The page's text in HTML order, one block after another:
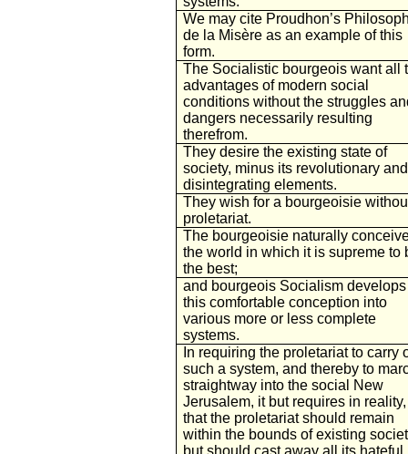
We may cite Proudhon’s
de la Misère as an example of this
form.
The Socialistic bourgeois want all
advantages of modern social
conditions without the struggles
dangers necessarily resulting
therefrom.
They desire the existing state of
society, minus its revolutionary and
disintegrating elements.
They wish for a bourgeoisie
proletariat.
The bourgeoisie naturally
the world in which it is supreme to
the best;
and bourgeois Socialism develops
this comfortable conception into
various more or less complete
systems.
In requiring the proletariat to carry
such a system, and thereby to
straightway into the social New
Jerusalem, it but requires in reality,
that the proletariat should remain
within the bounds of existing
but should cast away all its hateful